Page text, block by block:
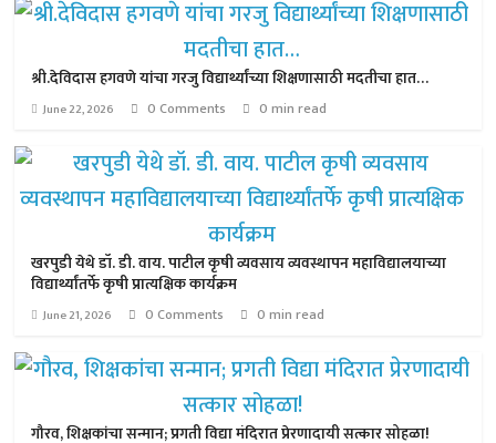
श्री.देविदास हगवणे यांचा गरजु विद्यार्थ्यांच्या शिक्षणासाठी मदतीचा हात…
June 22, 2026 0 Comments 0 min read
खरपुडी येथे डॉ. डी. वाय. पाटील कृषी व्यवसाय व्यवस्थापन महाविद्यालयाच्या
विद्यार्थ्यांतर्फे कृषी प्रात्यक्षिक कार्यक्रम
June 21, 2026 0 Comments 0 min read
गौरव, शिक्षकांचा सन्मान; प्रगती विद्या मंदिरात प्रेरणादायी सत्कार सोहळा!